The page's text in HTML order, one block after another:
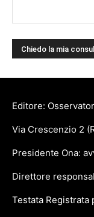
Editore:
Via Crescenzio 2
Presidente Ona:
Direttore
Testata Registrata